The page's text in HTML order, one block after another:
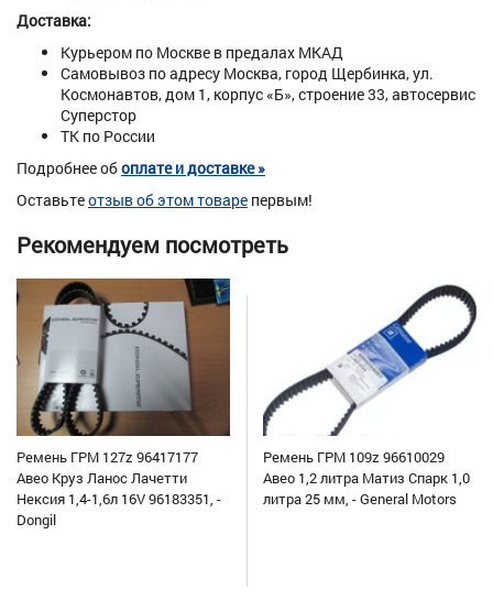
Доставка:
Курьером по Москве в предалах МКАД
Самовывоз по адресу Москва, город Щербинка, ул.
Космонавтов, дом 1, корпус «Б», строение 33, автосервис
Суперстор
ТК по России
Подробнее обоплате и доставке »
Оставьтеотзыв об этом товаре первым!
Рекомендуем посмотреть
Ремень ГРМ 127z 96417177
Авео Круз Ланос Лачетти
Нексия 1,4-1,6л 16V 96183351, -
Dongil
Ремень ГРМ 109z 96610029
Авео 1,2 литра Матиз Спарк 1,0
литра 25 мм, - General Motors